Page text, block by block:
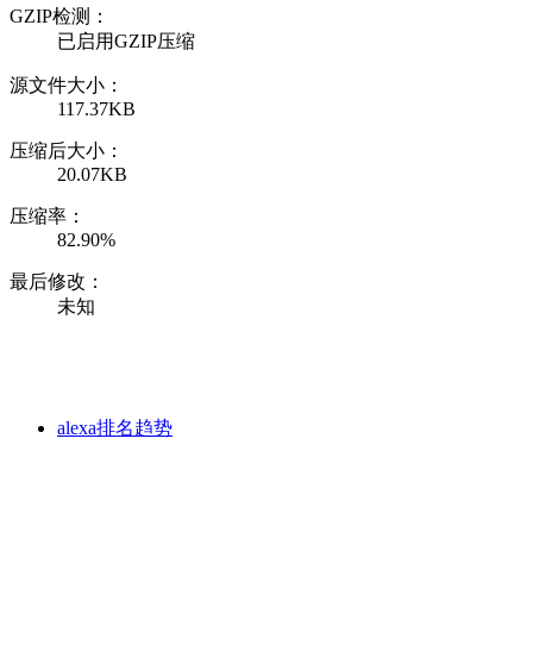
GZIP检测：
已启用GZIP压缩
源文件大小：
117.37KB
压缩后大小：
20.07KB
压缩率：
82.90%
最后修改：
未知
alexa排名趋势